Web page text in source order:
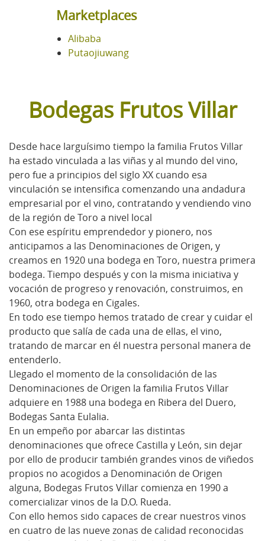
Marketplaces
Alibaba
Putaojiuwang
Bodegas Frutos Villar
Desde hace larguísimo tiempo la familia Frutos Villar
ha estado vinculada a las viñas y al mundo del vino,
pero fue a principios del siglo XX cuando esa
vinculación se intensifica comenzando una andadura
empresarial por el vino, contratando y vendiendo vino
de la región de Toro a nivel local
Con ese espíritu emprendedor y pionero, nos
anticipamos a las Denominaciones de Origen, y
creamos en 1920 una bodega en Toro, nuestra primera
bodega. Tiempo después y con la misma iniciativa y
vocación de progreso y renovación, construimos, en
1960, otra bodega en Cigales.
En todo ese tiempo hemos tratado de crear y cuidar el
producto que salía de cada una de ellas, el vino,
tratando de marcar en él nuestra personal manera de
entenderlo.
Llegado el momento de la consolidación de las
Denominaciones de Origen la familia Frutos Villar
adquiere en 1988 una bodega en Ribera del Duero,
Bodegas Santa Eulalia.
En un empeño por abarcar las distintas
denominaciones que ofrece Castilla y León, sin dejar
por ello de producir también grandes vinos de viñedos
propios no acogidos a Denominación de Origen
alguna, Bodegas Frutos Villar comienza en 1990 a
comercializar vinos de la D.O. Rueda.
Con ello hemos sido capaces de crear nuestros vinos
en cuatro de las nueve zonas de calidad reconocidas